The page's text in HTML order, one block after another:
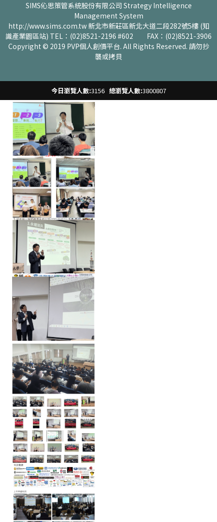
6個偉大
點進[會員V化區]
點進[大我V化區]
SIMS伈思策管系統股份有限公司 Strategy Intelligence
Management System
http://www.sims.com.tw 新北市新莊區新北大道二段282號5樓 (知
識產業園區站) TEL：(02)8521-2196 #602 FAX：(02)8521-3906
Copyright © 2019 PVP個人創價平台. All Rights Reserved. 請勿抄
襲或拷貝
今日瀏覽人數:3156 總瀏覽人數:3800807